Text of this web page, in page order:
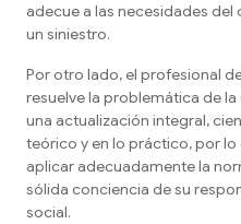
adecue a las necesidades
un siniestro.
Por otro lado, el profesional
resuelve la problemática de
una actualización integral,
teórico y en lo práctico, por
aplicar adecuadamente la
sólida conciencia de su
social.